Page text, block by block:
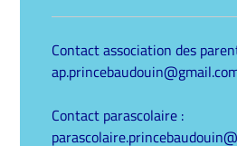
Contact association des
Contact parascolaire :